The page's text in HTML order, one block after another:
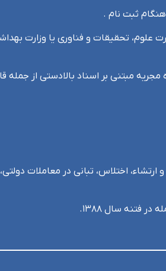
علوم، تحقیقات و فناوری یا وزارت
اختلاس، تبانی در معاملات